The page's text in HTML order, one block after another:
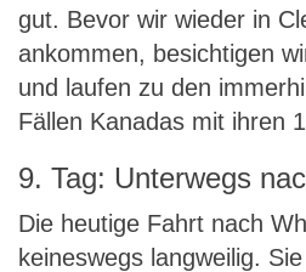
gut. Bevor wir wieder in
ankommen, besichtigen
und laufen zu den
Fällen Kanadas mit ihren
9. Tag: Unterwegs
Die heutige Fahrt nach
keineswegs langweilig.